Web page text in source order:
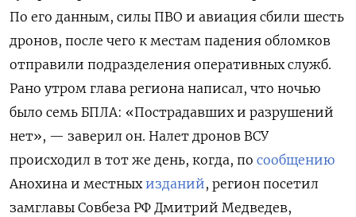
По его данным, силы ПВО и авиация сбили шесть
дронов, после чего к местам падения обломков
отправили подразделения оперативных служб.
Рано утром глава региона написал, что ночью
было семь БПЛА: «Пострадавших и разрушений
нет», — заверил он. Налет дронов ВСУ
происходил в тот же день, когда, по сообщению
Анохина и местныхизданий, регион посетил
замглавы Совбеза РФ Дмитрий Медведев,